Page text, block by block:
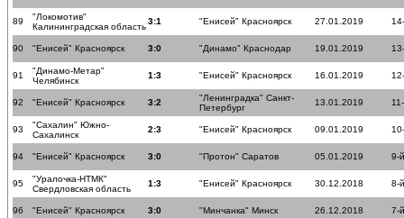
89
"Локомотив"
Калининградская область
3:1 "Енисей" Красноярск 27.01.2019
90 "Енисей" Красноярск 3:0 "Динамо" Краснодар 19.01.2019
91
"Динамо-Метар"
Челябинск
1:3 "Енисей" Красноярск 16.01.2019
92 "Енисей" Красноярск 3:2
"Ленинградка" Санкт-
Петербург
13.01.2019
93
"Сахалин" Южно-
Сахалинск
2:3 "Енисей" Красноярск 09.01.2019
94 "Енисей" Красноярск 3:0 "Протон" Саратов 05.01.2019 9-
95
"Уралочка-НТМК"
Свердловская область
1:3 "Енисей" Красноярск 30.12.2018 8-
96 "Енисей" Красноярск 3:0 "Минчанка" Минск 26.12.2018 7-